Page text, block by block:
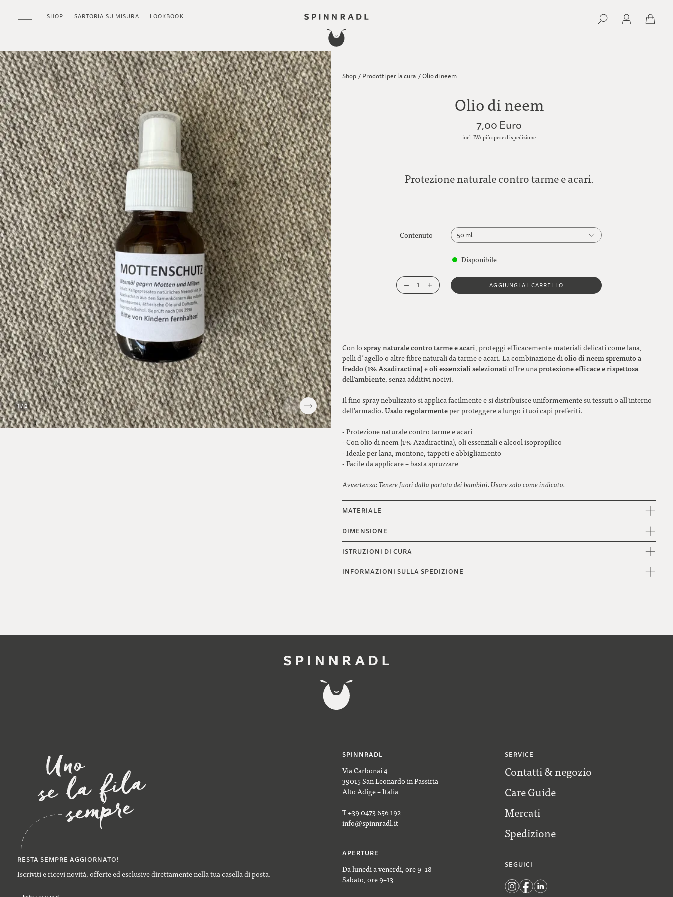
SHOP SARTORIA SU MISURA LOOKBOOK
Shop / Prodotti per la cura /Olio di neem
Olio di neem
7,00 Euro
incl. IVA più spese di spedizione
Protezione naturale contro tarme e acari.
Contenuto
50 ml
Disponibile
1 AGGIUNGI AL CARRELLO
Con lospray naturale contro tarme e acari , proteggi efficacemente materiali delicati come lana,
pelli d´agello o altre fibre naturali da tarme e acari. La combinazione diolio di neem spremuto a
freddo (1% Azadiractina)eoli essenziali selezionati offre unaprotezione efficace e rispettosa
dell’ambiente , senza additivi nocivi.
Il fino spray nebulizzato si applica facilmente e si distribuisce uniformemente su tessuti o all’interno
dell’armadio.Usalo regolarmenteper proteggere a lungo i tuoi capi preferiti.
- Protezione naturale contro tarme e acari
- Con olio di neem (1% Azadiractina), oli essenziali e alcool isopropilico
- Ideale per lana, montone, tappeti e abbigliamento
- Facile da applicare – basta spruzzare
Avvertenza: Tenere fuori dalla portata dei bambini. Usare solo come indicato.
MATERIALE
DIMENSIONE
ISTRUZIONI DI CURA
INFORMAZIONI SULLA SPEDIZIONE
RESTA SEMPRE AGGIORNATO!
Iscriviti e ricevi novità, offerte ed esclusive direttamente nella tua casella di posta.
SPINNRADL
Via Carbonai 4
39015 San Leonardo in Passiria
Alto Adige – Italia
T +39 0473 656 192
info@spinnradl.it
APERTURE
Da lunedì a venerdì, ore 9–18
Sabato, ore 9–13
SERVICE
Contatti & negozio
Care Guide
Mercati
Spedizione
SEGUICI
1 / 2